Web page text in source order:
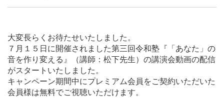
大変長らくお待たせいたしました。
７月１５日に開催されました第三回令和塾『「あなた」の
音を作り変える』（講師：松下先生）の講演会動画の配信
がスタートいたしました。
キャンペーン期間中にプレミアム会員をご契約いただいた
会員様は無料でご視聴いただけます。